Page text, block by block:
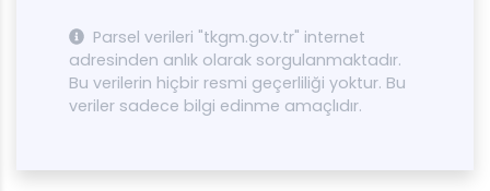
Parsel verileri "tkgm.gov.tr" internet
adresinden anlık olarak sorgulanmaktadır.
Bu verilerin hiçbir resmi geçerliliği yoktur. Bu
veriler sadece bilgi edinme amaçlıdır.